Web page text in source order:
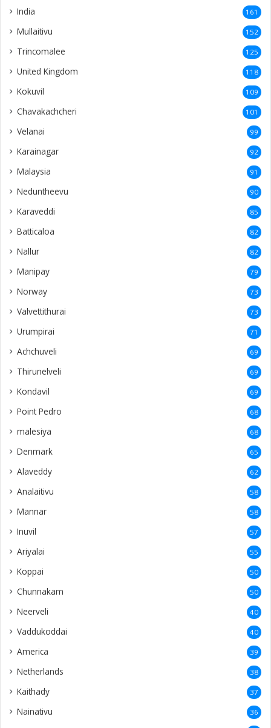
India 161
Mullaitivu 152
Trincomalee 125
United Kingdom 118
Kokuvil 109
Chavakachcheri 101
Velanai 99
Karainagar 92
Malaysia 91
Neduntheevu 90
Karaveddi 85
Batticaloa 82
Nallur 82
Manipay 79
Norway 73
Valvettithurai 73
Urumpirai 71
Achchuveli 69
Thirunelveli 69
Kondavil 69
Point Pedro 68
malesiya 68
Denmark 65
Alaveddy 62
Analaitivu 58
Mannar 58
Inuvil 57
Ariyalai 55
Koppai 50
Chunnakam 50
Neerveli 40
Vaddukoddai 40
America 39
Netherlands 38
Kaithady 37
Nainativu 36